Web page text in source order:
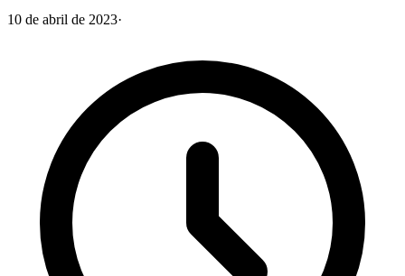
10 de abril de 2023·